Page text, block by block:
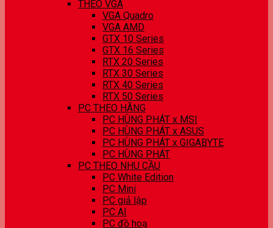
THEO VGA
VGA Quadro
VGA AMD
GTX 10 Series
GTX 16 Series
RTX 20 Series
RTX 30 Series
RTX 40 Series
RTX 50 Series
PC THEO HÃNG
PC HÙNG PHÁT x MSI
PC HÙNG PHÁT x ASUS
PC HÙNG PHÁT x GIGABYTE
PC HÙNG PHÁT
PC THEO NHU CẦU
PC White Edition
PC Mini
PC giả lập
PC AI
PC đồ hoạ